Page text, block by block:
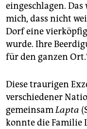
eingeschlagen.
mich, dass nicht
Dorf eine
wurde. Ihre
für den ganzen
Diese traurigen
verschiedener
gemeinsamLapta
konnte die Familie